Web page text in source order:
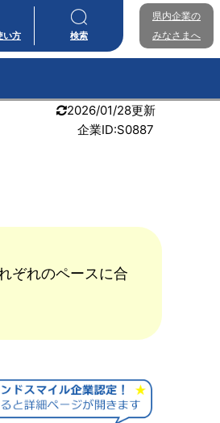
い方 検索
県内企業の
みなさまへ
2026/01/28更新
企業ID:S0887
ぞれのペースに合